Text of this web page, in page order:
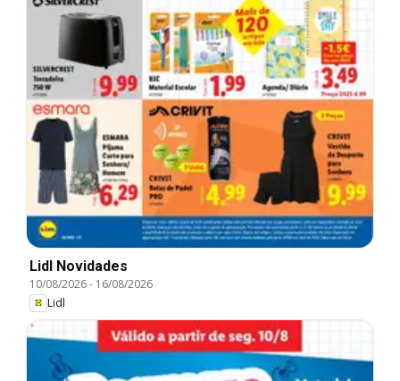
Lidl Novidades
10/08/2026- 16/08/2026
Lidl